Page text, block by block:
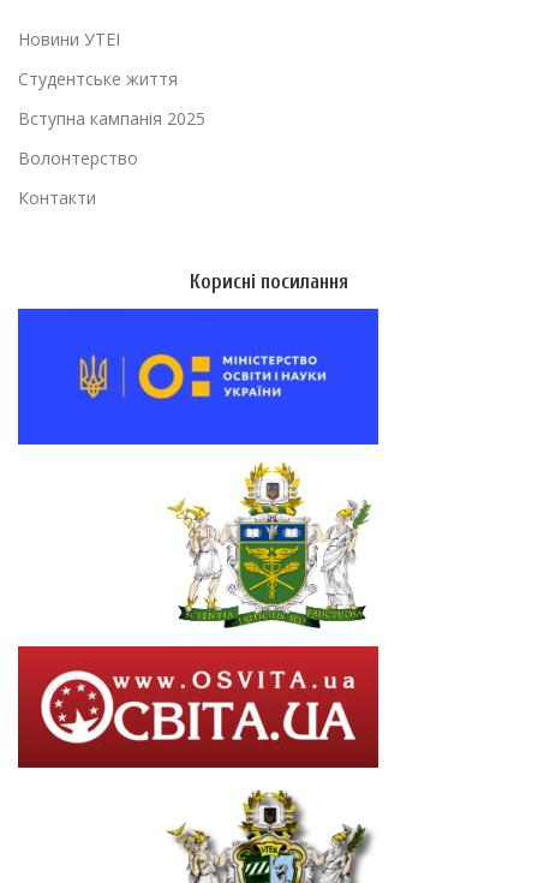
Новини УТЕІ
Студентське життя
Вступна кампанія 2025
Волонтерство
Контакти
Корисні посилання